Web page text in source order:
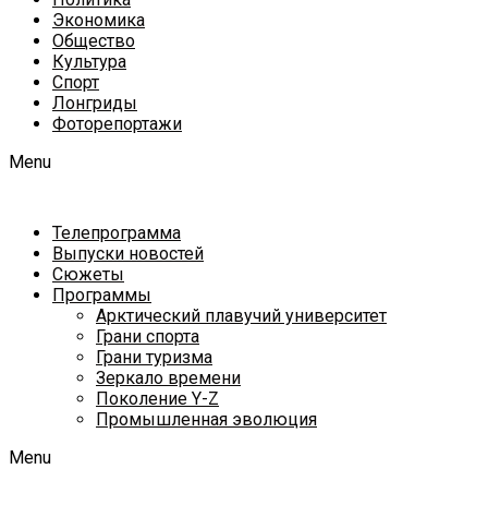
Экономика
Общество
Культура
Спорт
Лонгриды
Фоторепортажи
Menu
Телепрограмма
Выпуски новостей
Сюжеты
Программы
Арктический плавучий университет
Грани спорта
Грани туризма
Зеркало времени
Поколение Y-Z
Промышленная эволюция
Menu